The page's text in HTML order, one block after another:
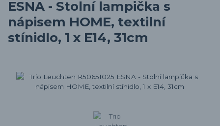
ESNA - Stolní lampička s
nápisem HOME, textilní
stínidlo, 1 x E14, 31cm